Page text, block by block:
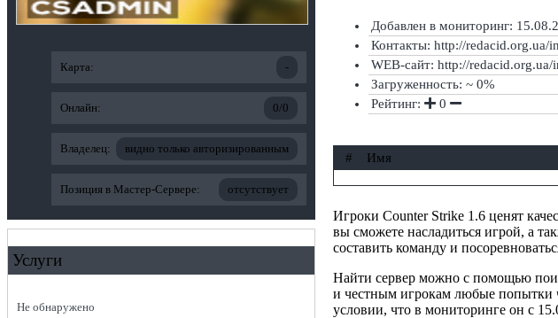
Карта: -
Онлайн: 0/0
Владелец: видно только авторизированным
Позиция в Мастер-Сервере: отсутствует
Услуги
Не обнаружено
Добавлен в мониторинг:
Контакты: http://redacid.org.ua/
WEB-сайт: http://redacid.org.ua/
Загруженность: ~ 0%
Рейтинг:
0
# Имя
Игроки Counter Strike 1.6 ценят
вы сможете насладиться игрой, а
составить команду и
Найти сервер можно с помощью
и честным игрокам любые попытки
условии, что в мониторинге он с